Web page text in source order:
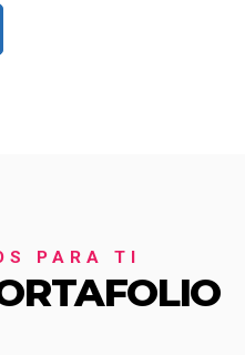
PARA TI